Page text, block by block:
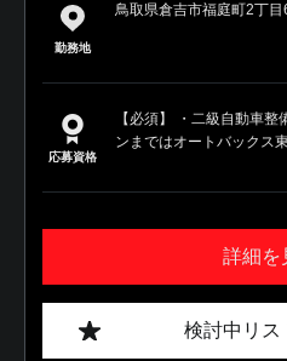
勤務地
鳥取県倉吉市福庭町2丁
応募資格
【必須】 ・二級自動車
ンまではオートバックス
詳細を
検討中リス